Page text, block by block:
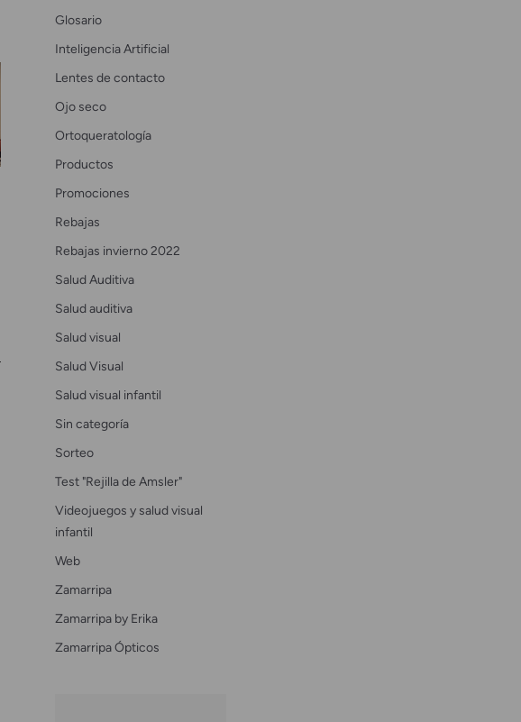
Glosario
Inteligencia Artificial
Lentes de contacto
Ojo seco
Ortoqueratología
Productos
Promociones
Rebajas
Rebajas invierno 2022
Salud Auditiva
Salud auditiva
Salud visual
Salud Visual
Salud visual infantil
Sin categoría
Sorteo
Test "Rejilla de Amsler"
Videojuegos y salud visual
infantil
Web
Zamarripa
Zamarripa by Erika
Zamarripa Ópticos